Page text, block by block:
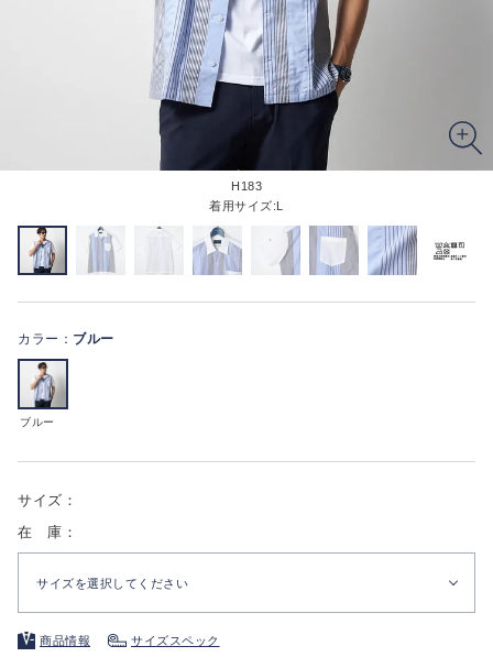
H183
着用サイズ:L
カラー： ブルー
ブルー
サイズ：
在 庫：
サイズを選択してください
商品情報 サイズスペック